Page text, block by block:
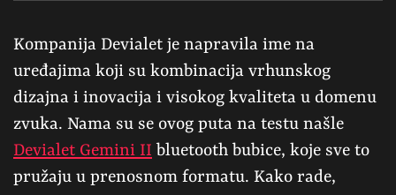
Kompanija Devialet je napravila ime na
uređajima koji su kombinacija vrhunskog
dizajna i inovacija i visokog kvaliteta u domenu
zvuka. Nama su se ovog puta na testu našle
Devialet Gemini II bluetooth bubice, koje sve to
pružaju u prenosnom formatu. Kako rade,